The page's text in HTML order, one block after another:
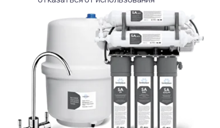
Бесплатно
тест системы первый месяц
Протестировать